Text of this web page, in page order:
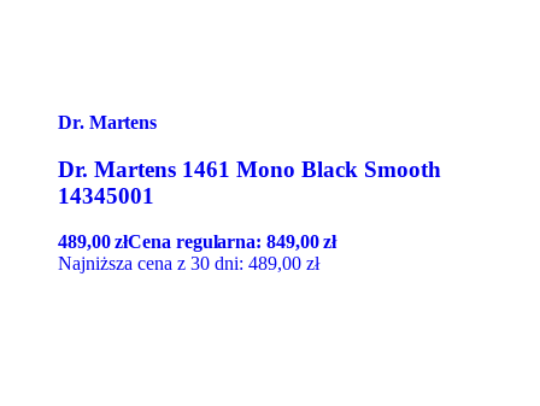
Dr. Martens
Dr. Martens 1461 Mono Black Smooth
14345001
489,00złCena regularna:849,00zł
Najniższa cena z 30 dni: 489,00 zł